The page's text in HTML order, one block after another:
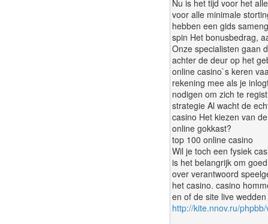
Nu is het tijd voor het
voor alle minimale
hebben een gids
spin Het bonusbedrag,
Onze specialisten gaan
achter de deur op het
online casino`s keren
rekening mee als je
nodigen om zich te
strategie Al wacht de
casino Het kiezen van
online gokkast?
top 100 online casino
Wil je toch een fysiek
is het belangrijk om
over verantwoord
het casino. casino
en of de site live
http://kite.nnov.ru/